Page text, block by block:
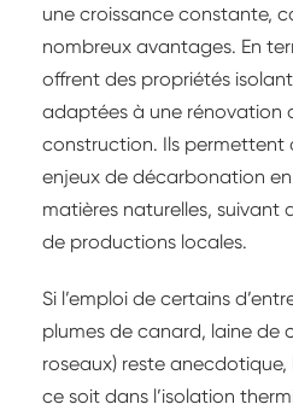
une croissance constante,
nombreux avantages. En
offrent des propriétés
adaptées à une rénovation
construction. Ils permettent
enjeux de décarbonation
matières naturelles, suivant
de productions locales.
Si l’emploi de certains
plumes de canard, laine de
roseaux) reste
ce soit dans l’isolation